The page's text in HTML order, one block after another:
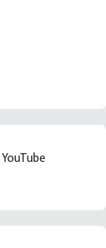
YouTube